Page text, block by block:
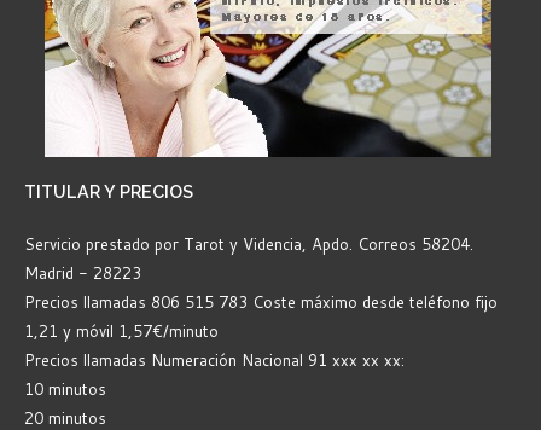
TITULARY PRECIOS
Servicio prestado por Tarot y Videncia, Apdo. Correos 58204.
Madrid - 28223
Precios llamadas 806 515 783 Coste máximo desde teléfono fijo
1,21 y móvil 1,57€/minuto
Precios llamadas Numeración Nacional 91 xxx xx xx:
10 minutos
20 minutos